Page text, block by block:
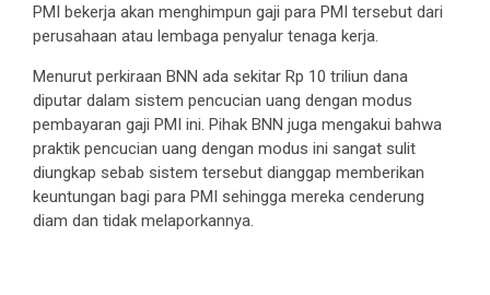
PMI bekerja akan menghimpun gaji para PMI tersebut dari
perusahaan atau lembaga penyalur tenaga kerja.
Menurut perkiraan BNN ada sekitar Rp 10 triliun dana
diputar dalam sistem pencucian uang dengan modus
pembayaran gaji PMI ini. Pihak BNN juga mengakui bahwa
praktik pencucian uang dengan modus ini sangat sulit
diungkap sebab sistem tersebut dianggap memberikan
keuntungan bagi para PMI sehingga mereka cenderung
diam dan tidak melaporkannya.